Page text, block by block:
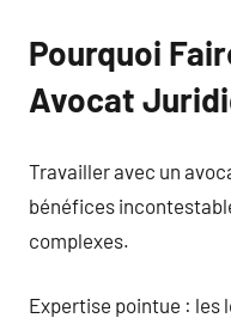
Pourquoi
Avocat
Travailler avec un
bénéfices
complexes.
Expertise pointue : les